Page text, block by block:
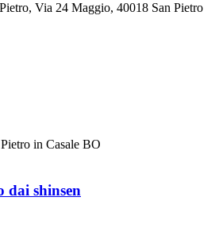
Via 24 Maggio, 40018 San Pietro
in Casale BO
dai shinsen